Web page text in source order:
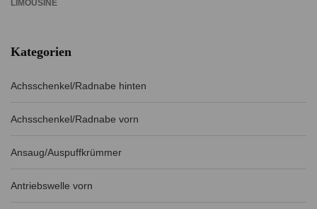
LIMOUSINE
Kategorien
Achsschenkel/Radnabe hinten
Achsschenkel/Radnabe vorn
Ansaug/Auspuffkrümmer
Antriebswelle vorn